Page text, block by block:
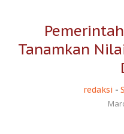
Tanamkan
redaksi -